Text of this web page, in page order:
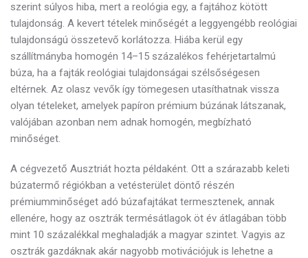
szerint súlyos hiba, mert a reológia egy, a fajtához kötött
tulajdonság. A kevert tételek minőségét a leggyengébb reológiai
tulajdonságú összetevő korlátozza. Hiába kerül egy
szállítmányba homogén 14–15 százalékos fehérjetartalmú
búza, ha a fajták reológiai tulajdonságai szélsőségesen
eltérnek. Az olasz vevők így tömegesen utasíthatnak vissza
olyan tételeket, amelyek papíron prémium búzának látszanak,
valójában azonban nem adnak homogén, megbízható
minőséget.
A cégvezető Ausztriát hozta példaként. Ott a szárazabb keleti
búzatermő régiókban a vetésterület döntő részén
prémiumminőséget adó búzafajtákat termesztenek, annak
ellenére, hogy az osztrák termésátlagok öt év átlagában több
mint 10 százalékkal meghaladják a magyar szintet. Vagyis az
osztrák gazdáknak akár nagyobb motivációjuk is lehetne a